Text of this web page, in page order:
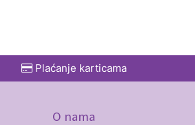
Plaćanje karticama
O nama